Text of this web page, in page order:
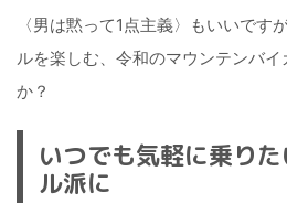
〈男は黙って1点主義〉もいいです
ルを楽しむ、令和のマウンテンバ
か？
いつでも気軽に乗り
ル派に